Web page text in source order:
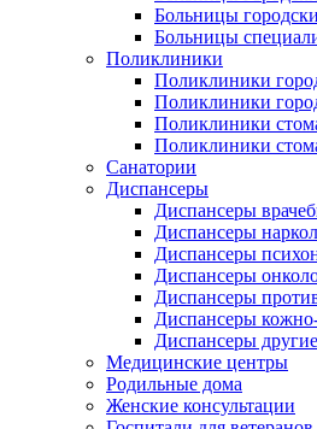
Больницы
Больницы
Поликлиники
Поликлиники
Поликлиники
Поликлиники
Поликлиники
Санатории
Диспансеры
Диспансеры
Диспансеры
Диспансеры
Диспансеры
Диспансеры
Диспансеры
Диспансеры другие
Медицинские центры
Родильные дома
Женские консультации